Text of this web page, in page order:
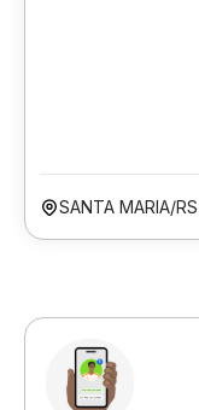
SANTA MARIA/RS